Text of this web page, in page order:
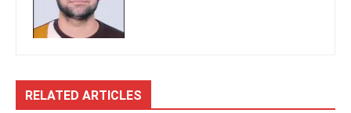
RELATED ARTICLES